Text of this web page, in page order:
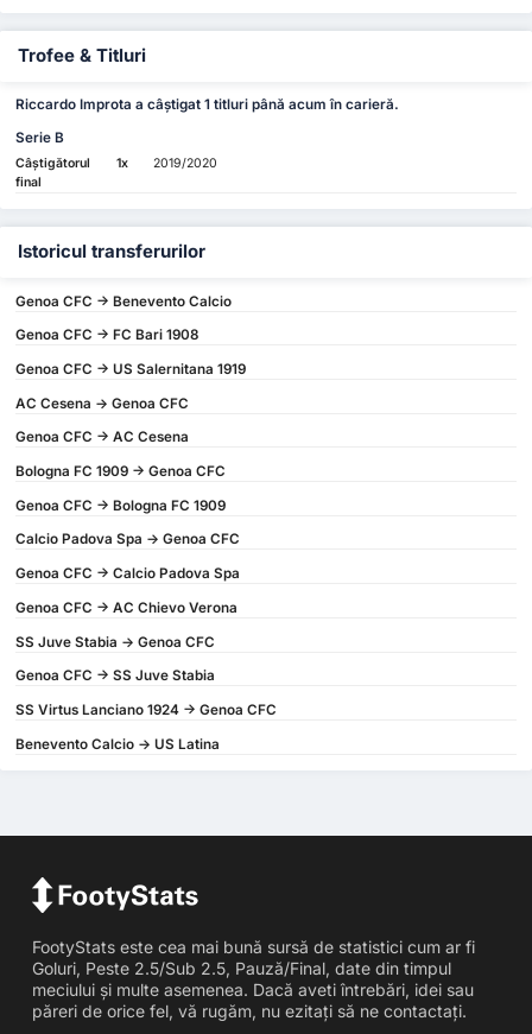
Trofee & Titluri
Riccardo Improta a câștigat 1 titluri până acum în carieră.
Serie B
Câștigătorul
final
1x 2019/2020
Istoricul transferurilor
Genoa CFC -> Benevento Calcio
Genoa CFC -> FC Bari 1908
Genoa CFC -> US Salernitana 1919
AC Cesena -> Genoa CFC
Genoa CFC -> AC Cesena
Bologna FC 1909 -> Genoa CFC
Genoa CFC -> Bologna FC 1909
Calcio Padova Spa -> Genoa CFC
Genoa CFC -> Calcio Padova Spa
Genoa CFC -> AC Chievo Verona
SS Juve Stabia -> Genoa CFC
Genoa CFC -> SS Juve Stabia
SS Virtus Lanciano 1924 -> Genoa CFC
Benevento Calcio -> US Latina
FootyStats este cea mai bună sursă de statistici cum ar fi
Goluri, Peste 2.5/Sub 2.5, Pauză/Final, date din timpul
meciului și multe asemenea. Dacă aveti întrebări, idei sau
păreri de orice fel, vă rugăm, nu ezitați să ne contactați.